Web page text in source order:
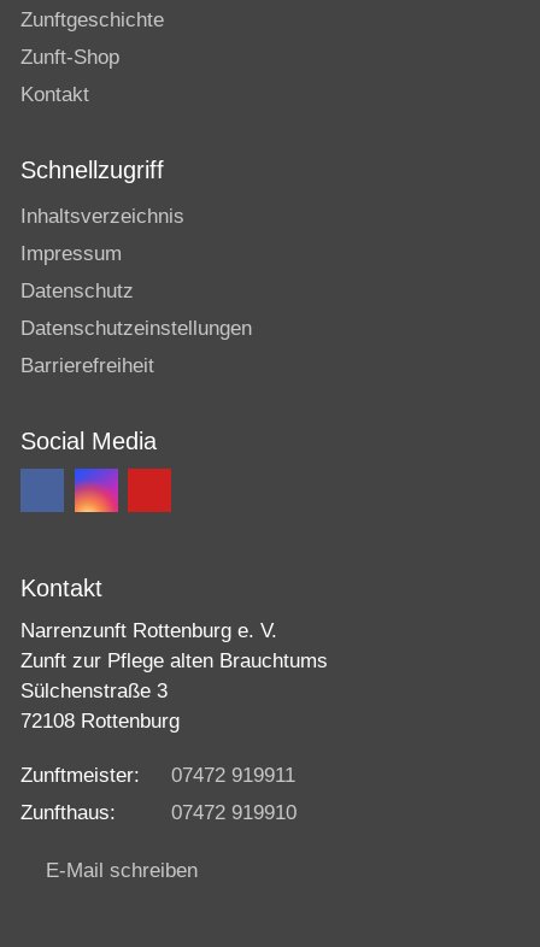
Zunftgeschichte
Zunft-Shop
Kontakt
Schnellzugriff
Inhaltsverzeichnis
Impressum
Datenschutz
Datenschutzeinstellungen
Barrierefreiheit
Social Media
Kontakt
Narrenzunft Rottenburg e. V.
Zunft zur Pflege alten Brauchtums
Sülchenstraße 3
72108 Rottenburg
Zunftmeister:
07472 919911
Zunfthaus:
07472 919910
E-Mail schreiben